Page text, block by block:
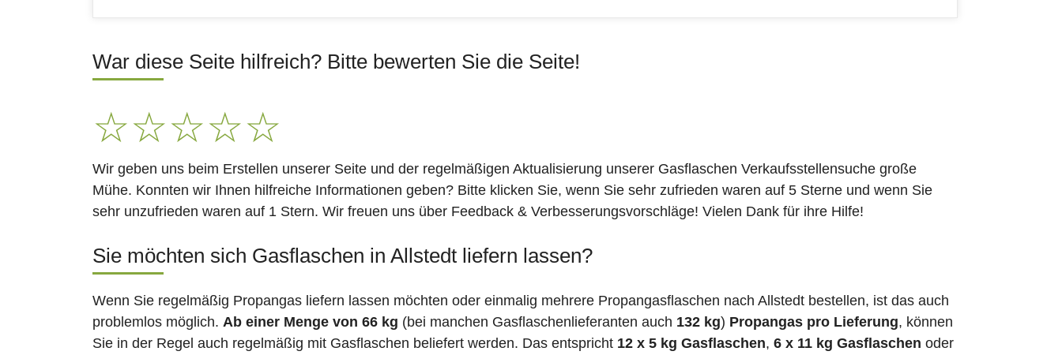
War diese Seite hilfreich? Bitte bewerten Sie die Seite!
☆☆☆☆☆
Wir geben uns beim Erstellen unserer Seite und der regelmäßigen Aktualisierung unserer Gasflaschen Verkaufsstellensuche große
Mühe. Konnten wir Ihnen hilfreiche Informationen geben? Bitte klicken Sie, wenn Sie sehr zufrieden waren auf 5 Sterne und wenn Sie
sehr unzufrieden waren auf 1 Stern. Wir freuen uns über Feedback & Verbesserungsvorschläge! Vielen Dank für ihre Hilfe!
Sie möchten sich Gasflaschen in Allstedt liefern lassen?
Wenn Sie regelmäßig Propangas liefern lassen möchten oder einmalig mehrere Propangasflaschen nach Allstedt bestellen, ist das auch
problemlos möglich. Ab einer Menge von 66 kg (bei manchen Gasflaschenlieferanten auch 132 kg) Propangas pro Lieferung, können
Sie in der Regel auch regelmäßig mit Gasflaschen beliefert werden. Das entspricht 12 x 5 kg Gasflaschen, 6 x 11 kg Gasflaschen oder